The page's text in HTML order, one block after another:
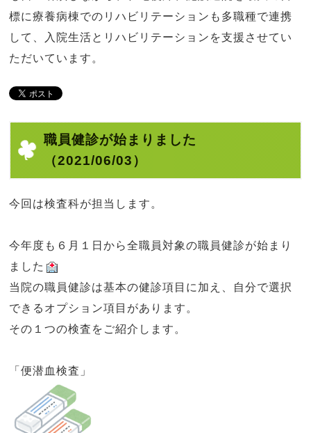
標に療養病棟でのリハビリテーションも多職種で連携
して、入院生活とリハビリテーションを支援させてい
ただいています。
職員健診が始まりました
（2021/06/03）
今回は検査科が担当します。
今年度も６月１日から全職員対象の職員健診が始まり
ました
当院の職員健診は基本の健診項目に加え、自分で選択
できるオプション項目があります。
その１つの検査をご紹介します。
「便潜血検査」